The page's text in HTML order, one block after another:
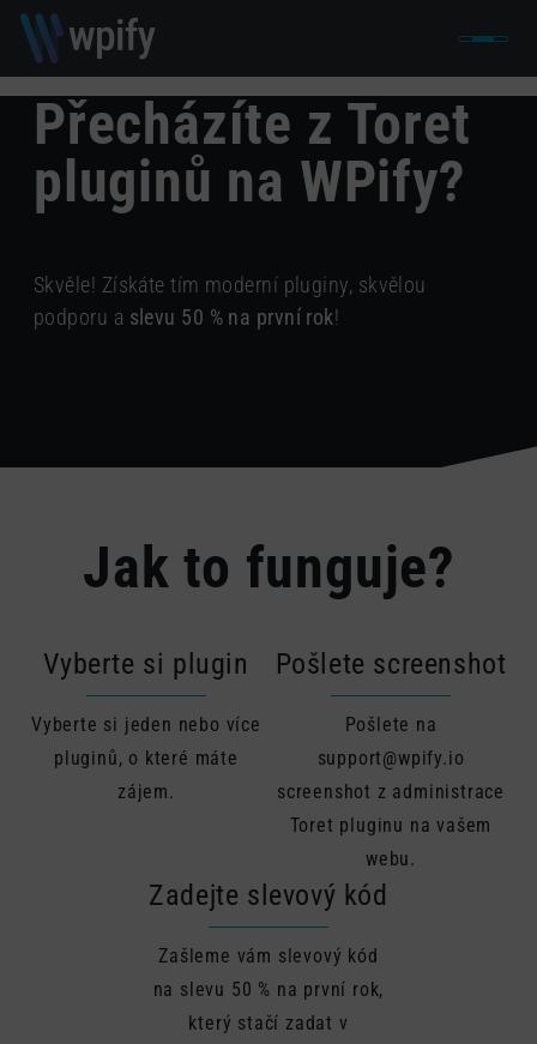
Přecházíte z Toret
pluginů na WPify?
Skvěle! Získáte tím moderní pluginy, skvělou
podporu a slevu 50 % na první rok!
Jak to funguje?
Vyberte si plugin
Vyberte si jeden nebo více
pluginů, o které máte
zájem.
Pošlete screenshot
Pošlete na
support@wpify.io
screenshot z administrace
Toret pluginu na vašem
webu.
Zadejte slevový kód
Zašleme vám slevový kód
na slevu 50 % na první rok,
který stačí zadat v